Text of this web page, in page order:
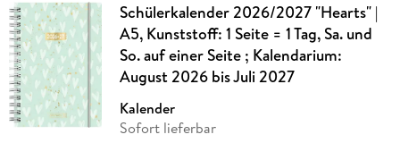
Schülerkalender 2026/2027 "Hearts" |
A5, Kunststoff: 1 Seite = 1 Tag, Sa. und
So. auf einer Seite ; Kalendarium:
August 2026 bis Juli 2027
Kalender
Sofort lieferbar